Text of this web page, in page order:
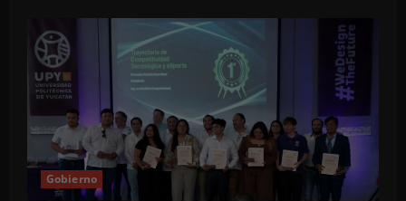
Gobierno